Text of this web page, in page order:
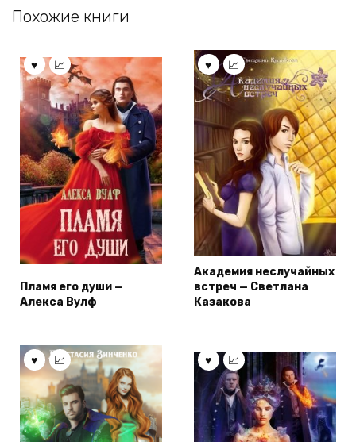
Похожие книги
Пламя его души —
Алекса Вулф
Академия неслучайных
встреч — Светлана
Казакова